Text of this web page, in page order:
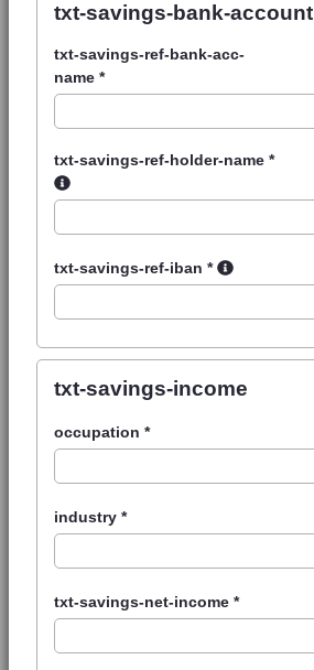
txt-savings-bank-account
txt-savings-ref-bank-acc-
name *
txt-savings-ref-holder-name *
txt-savings-ref-iban *
txt-savings-income
occupation *
industry *
txt-savings-net-income *